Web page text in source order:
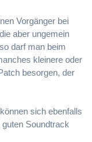
Vorgänger bei
aber ungemein
darf man beim
kleinere oder
besorgen, der
sich ebenfalls
Soundtrack